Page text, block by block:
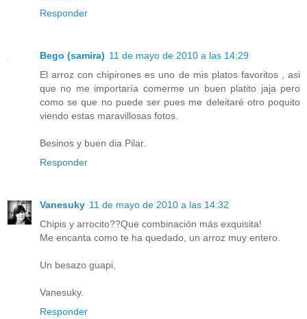
Responder
Bego (samira) 11 de mayo de 2010 a las 14:29
El arroz con chipirones es uno de mis platos favoritos , asi
que no me importaría comerme un buen platito jaja pero
como se que no puede ser pues me deleitaré otro poquito
viendo estas maravillosas fotos.
Besinos y buen dia Pilar.
Responder
Vanesuky 11 de mayo de 2010 a las 14:32
Chipis y arrocito??Que combinación más exquisita!
Me encanta como te ha quedado, un arroz muy entero.
Un besazo guapi,
Vanesuky.
Responder